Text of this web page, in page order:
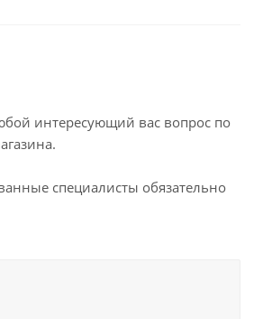
интересующий вас вопрос по
специалисты обязательно